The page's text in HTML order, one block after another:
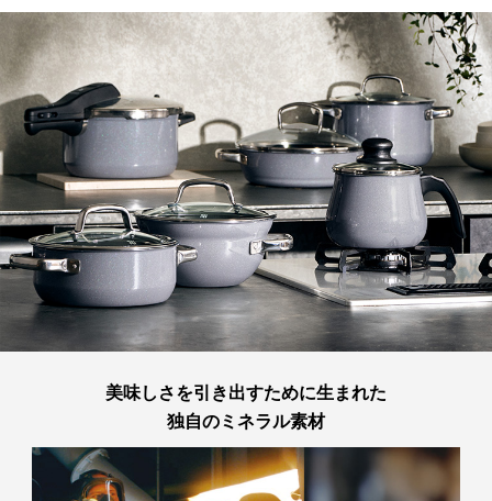
キャッシュレス決済
コンビニ決済 セブンイレブン、ローソン、ファミリーマー
ト、ミニストップ、
デイリーヤマザキ、セイ
コーマート
【手数料】
330円（一律）
代金引換
【代金引換手数料】
330円～1,100円
ご注文金額に応じて手数料が異なります。
素材による使い心地の良さや、美味しさだけでなく、調理の様子が見える透
明なガラス蓋、360度液だれしにくいフチ加工など、毎日の料理に役立つ便
利さも備えています。
【容量の目安】
・カレー：約8皿分
・最適炊飯量：3合
他の商品と容量を比較する
【付属品】
レシピリーフレット
【取扱説明書】
全高-ふた込（mm）:135
深さ（mm）:80
製品重量（g）:2,140
満水容量（ml）:2,500
素材
表面加工
本体：焼付け塗装（ガラス、セラミック融合
被覆）
フチ：クロムめっき・ニッケルめっき
材質
本体：ほうろう用鋼板
取っ手・蓋つまみ：ステンレス鋼（クロマー
ガン製）
蓋：強化ガラス
ドイツ
ガス/IHクッキングヒーター/電気コンロ/セラ
ミッククッキングヒーター/ 100V-200V
IH使用:可
美味しさを引き出すために生まれた
独自のミネラル素材